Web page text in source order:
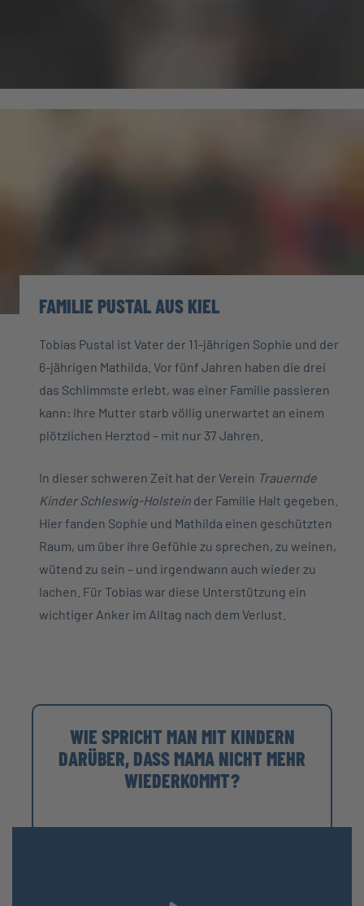
FAMILIE PUSTAL AUS KIEL
Tobias Pustal ist Vater der 11-jährigen Sophie und der
6-jährigen Mathilda. Vor fünf Jahren haben die drei
das Schlimmste erlebt, was einer Familie passieren
kann: Ihre Mutter starb völlig unerwartet an einem
plötzlichen Herztod – mit nur 37 Jahren.
In dieser schweren Zeit hat der Verein Trauernde
Kinder Schleswig-Holstein der Familie Halt gegeben.
Hier fanden Sophie und Mathilda einen geschützten
Raum, um über ihre Gefühle zu sprechen, zu weinen,
wütend zu sein – und irgendwann auch wieder zu
lachen. Für Tobias war diese Unterstützung ein
wichtiger Anker im Alltag nach dem Verlust.
WIE SPRICHT MAN MIT KINDERN
DARÜBER, DASS MAMA NICHT MEHR
WIEDERKOMMT?